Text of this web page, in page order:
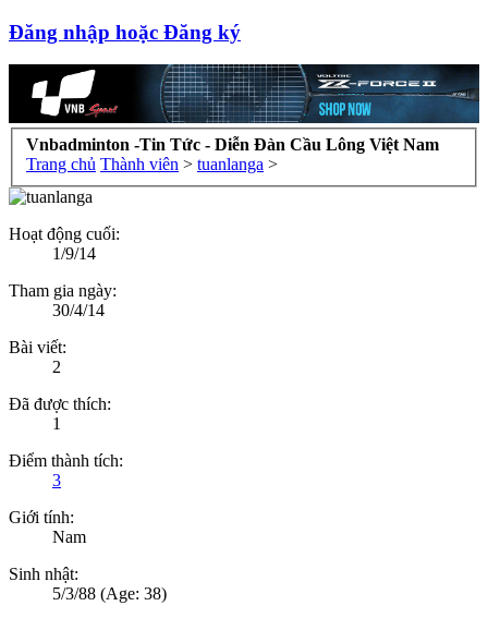
Đăng nhập hoặc Đăng ký
Vnbadminton -Tin Tức - Diễn Đàn Cầu Lông Việt Nam
Trang chủ Thành viên > tuanlanga >
Hoạt động cuối:
1/9/14
Tham gia ngày:
30/4/14
Bài viết:
2
Đã được thích:
1
Điểm thành tích:
3
Giới tính:
Nam
Sinh nhật:
5/3/88 (Age: 38)